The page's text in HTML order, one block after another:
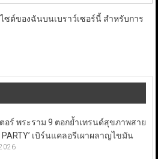
ซต์ของฉันบนเบราว์เซอร์นี้ สำหรับการ
อร์ พระราม 9 ตอกย้ำเทรนด์สุขภาพสาย
PARTY’ เบิร์นแคลอรีเผาผลาญไขมัน